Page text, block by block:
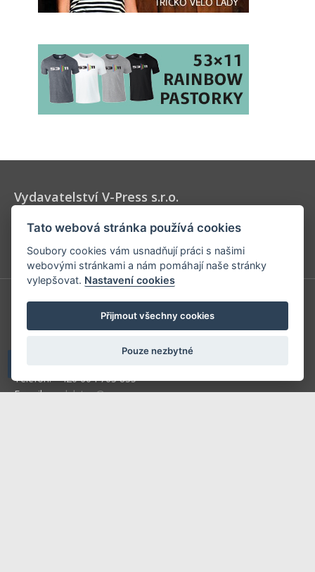
Vydavatelství V-Press s.r.o.
Vydavatel časopisů Velo, 53 x 11 a Elektrokola, určených pro
U Stadionu 157
Telefon: +420 604 763 835
E-mail:predplatne@vpress.cz
Tato webová stránka používá cookies
Soubory cookies vám usnadňují práci s našimi
webovými stránkami a nám pomáhají naše stránky
vylepšovat. Nastavení cookies
Přijmout všechny cookies
Pouze nezbytné